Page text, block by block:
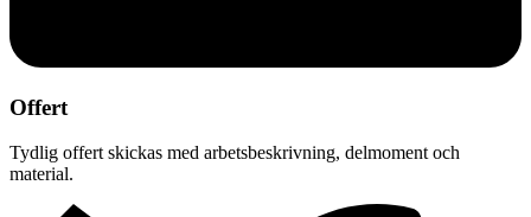
Offert
Tydlig offert skickas med arbetsbeskrivning, delmoment och
material.